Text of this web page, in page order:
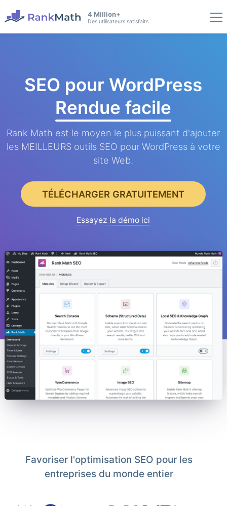
4 Million+
Des utilisateurs satisfaits
SEO pour WordPress
Rendue facile
Rank Math est le moyen le plus puissant d'ajouter
les MEILLEURS outils SEO pour WordPress à votre
site Web.
TÉLÉCHARGER GRATUITEMENT
Essayez la démo ici
Favoriser l'optimisation SEO pour les
entreprises du monde entier